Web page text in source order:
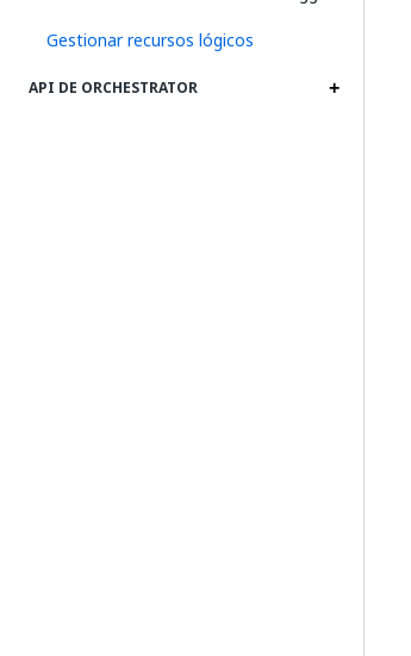
Gestionar recursos lógicos
API DE ORCHESTRATOR